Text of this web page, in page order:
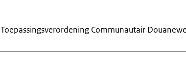
Toepassingsverordening Communautair